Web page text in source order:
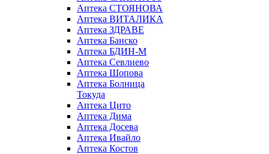
Аптека СТОЯНОВА
Аптека ВИТАЛИКА
Аптека ЗДРАВЕ
Аптека Банско
Аптека БДИН-М
Аптека Севлиево
Аптека Шопова
Аптека Болница
Токуда
Аптека Цито
Аптека Дима
Аптека Досева
Аптека Ивайло
Аптека Костов